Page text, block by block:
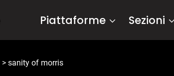
Piattaforme Sezioni
> sanity of morris